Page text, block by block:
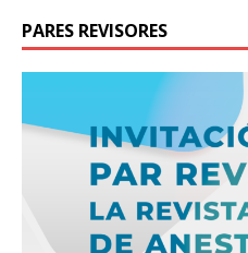
PARES REVISORES